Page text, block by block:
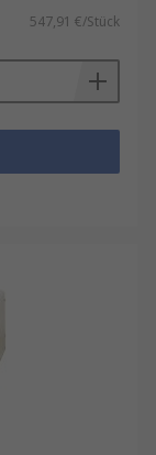
547,91 €/Stück